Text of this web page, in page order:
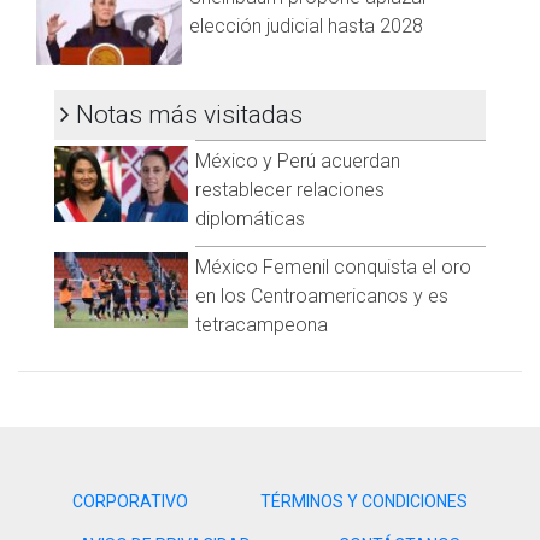
elección judicial hasta 2028
Notas más visitadas
México y Perú acuerdan
restablecer relaciones
diplomáticas
México Femenil conquista el oro
en los Centroamericanos y es
tetracampeona
CORPORATIVO TÉRMINOS Y CONDICIONES